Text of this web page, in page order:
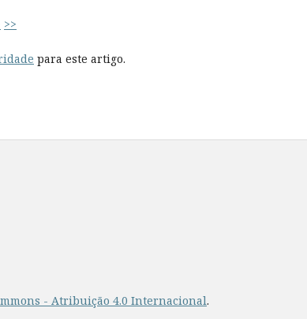
>>
para este artigo.
- Atribuição 4.0 Internacional.